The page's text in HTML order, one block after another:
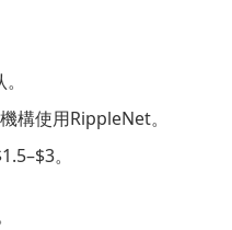
構使用RippleNet。
。